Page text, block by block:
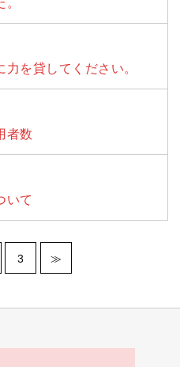
を貸してください。
者数
いて
3 ≫